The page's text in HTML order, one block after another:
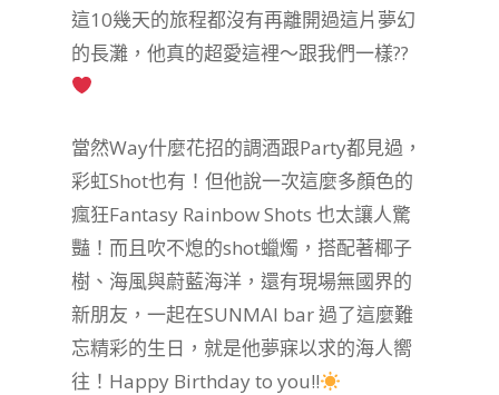
這10幾天的旅程都沒有再離開過這片夢幻
的長灘，他真的超愛這裡～跟我們一樣??
當然Way什麼花招的調酒跟Party都見過，
彩虹Shot也有！但他說一次這麼多顏色的
瘋狂Fantasy Rainbow Shots 也太讓人驚
豔！而且吹不熄的shot蠟燭，搭配著椰子
樹、海風與蔚藍海洋，還有現場無國界的
新朋友，一起在SUNMAI bar 過了這麼難
忘精彩的生日，就是他夢寐以求的海人嚮
往！Happy Birthday to you!!